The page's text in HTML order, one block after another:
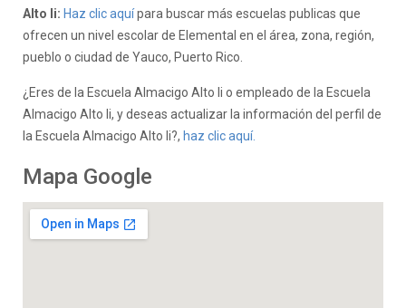
Alto Ii: Haz clic aquípara buscar más escuelas publicas que
ofrecen un nivel escolar de Elemental en el área, zona, región,
pueblo o ciudad de Yauco, Puerto Rico.
¿Eres de la Escuela Almacigo Alto Ii o empleado de la Escuela
Almacigo Alto Ii, y deseas actualizar la información del perfil de
la Escuela Almacigo Alto Ii?, haz clic aquí.
Mapa Google